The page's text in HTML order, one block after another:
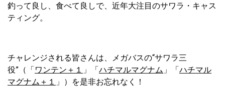
釣って良し、食べて良しで、近年大注目のサワラ・キャス
ティング。
チャレンジされる皆さんは、メガバスの“サワラ三
役”（「ワンテン＋１ 」「ハチマルマグナム 」「ハチマル
マグナム＋１
」）を是非お忘れなく！